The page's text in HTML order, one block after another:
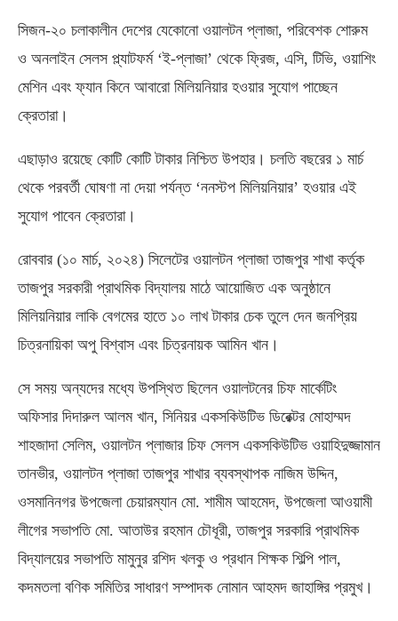
সিজন-২০ চলাকালীন দেশের যেকোনো ওয়ালটন প্লাজা, পরিবেশক শোরুম
ও অনলাইন সেলস প্ল্যাটফর্ম ‘ই-প্লাজা’ থেকে ফ্রিজ, এসি, টিভি, ওয়াশিং
মেশিন এবং ফ্যান কিনে আবারো মিলিয়নিয়ার হওয়ার সুযোগ পাচ্ছেন
ক্রেতারা।
এছাড়াও রয়েছে কোটি কোটি টাকার নিশ্চিত উপহার। চলতি বছরের ১ মার্চ
থেকে পরবর্তী ঘোষণা না দেয়া পর্যন্ত ‘ননস্টপ মিলিয়নিয়ার’ হওয়ার এই
সুযোগ পাবেন ক্রেতারা।
রোববার (১০ মার্চ, ২০২৪) সিলেটের ওয়ালটন প্লাজা তাজপুর শাখা কর্তৃক
তাজপুর সরকারী প্রাথমিক বিদ্যালয় মাঠে আয়োজিত এক অনুষ্ঠানে
মিলিয়নিয়ার লাকি বেগমের হাতে ১০ লাখ টাকার চেক তুলে দেন জনপ্রিয়
চিত্রনায়িকা অপু বিশ্বাস এবং চিত্রনায়ক আমিন খান।
সে সময় অন্যদের মধ্যে উপস্থিত ছিলেন ওয়ালটনের চিফ মার্কেটিং
অফিসার দিদারুল আলম খান, সিনিয়র একসকিউটিভ ডিরেক্টর মোহাম্মদ
শাহজাদা সেলিম, ওয়ালটন প্লাজার চিফ সেলস একসকিউটিভ ওয়াহিদুজ্জামান
তানভীর, ওয়ালটন প্লাজা তাজপুর শাখার ব্যবস্থাপক নাজিম উদ্দিন,
ওসমানিনগর উপজেলা চেয়ারম্যান মো. শামীম আহমেদ, উপজেলা আওয়ামী
লীগের সভাপতি মো. আতাউর রহমান চৌধূরী, তাজপুর সরকারি প্রাথমিক
বিদ্যালয়ের সভাপতি মামুনুর রশিদ খলকু ও প্রধান শিক্ষক শিল্পি পাল,
কদমতলা বণিক সমিতির সাধারণ সম্পাদক নোমান আহমদ জাহাঙ্গির প্রমুখ।